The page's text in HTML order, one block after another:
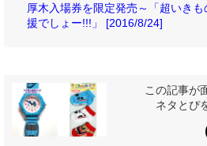
厚木入場券を限定発売～「超いき
援でしょー!!!」 [2016/8/24]
この記事が
ネタとぴ